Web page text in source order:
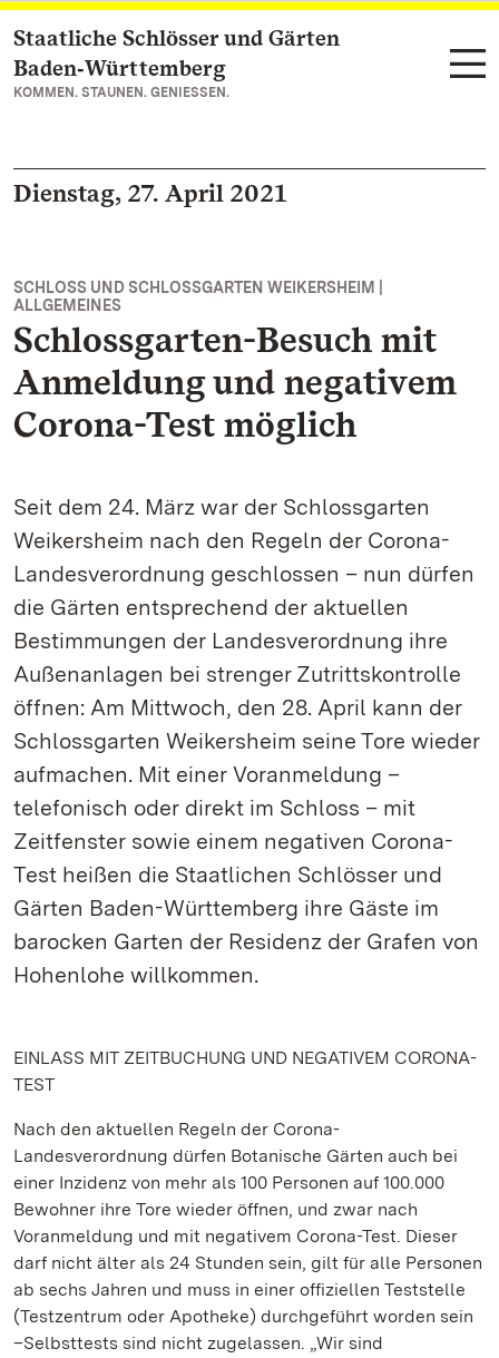
Zum Hauptinhalt springen
Staatliche Schlösser und Gärten
Baden‑Württemberg
KOMMEN. STAUNEN. GENIESSEN.
Dienstag, 27. April 2021
SCHLOSS UND SCHLOSSGARTEN WEIKERSHEIM |
ALLGEMEINES
Schlossgarten-Besuch mit
Anmeldung und negativem
Corona-Test möglich
Seit dem 24. März war der Schlossgarten
Weikersheim nach den Regeln der Corona-
Landesverordnung geschlossen – nun dürfen
die Gärten entsprechend der aktuellen
Bestimmungen der Landesverordnung ihre
Außenanlagen bei strenger Zutrittskontrolle
öffnen: Am Mittwoch, den 28. April kann der
Schlossgarten Weikersheim seine Tore wieder
aufmachen. Mit einer Voranmeldung –
telefonisch oder direkt im Schloss – mit
Zeitfenster sowie einem negativen Corona-
Test heißen die Staatlichen Schlösser und
Gärten Baden-Württemberg ihre Gäste im
barocken Garten der Residenz der Grafen von
Hohenlohe willkommen.
EINLASS MIT ZEITBUCHUNG UND NEGATIVEM CORONA-
TEST
Nach den aktuellen Regeln der Corona-
Landesverordnung dürfen Botanische Gärten auch bei
einer Inzidenz von mehr als 100 Personen auf 100.000
Bewohner ihre Tore wieder öffnen, und zwar nach
Voranmeldung und mit negativem Corona-Test. Dieser
darf nicht älter als 24 Stunden sein, gilt für alle Personen
ab sechs Jahren und muss in einer offiziellen Teststelle
(Testzentrum oder Apotheke) durchgeführt worden sein
–Selbsttests sind nicht zugelassen. „Wir sind